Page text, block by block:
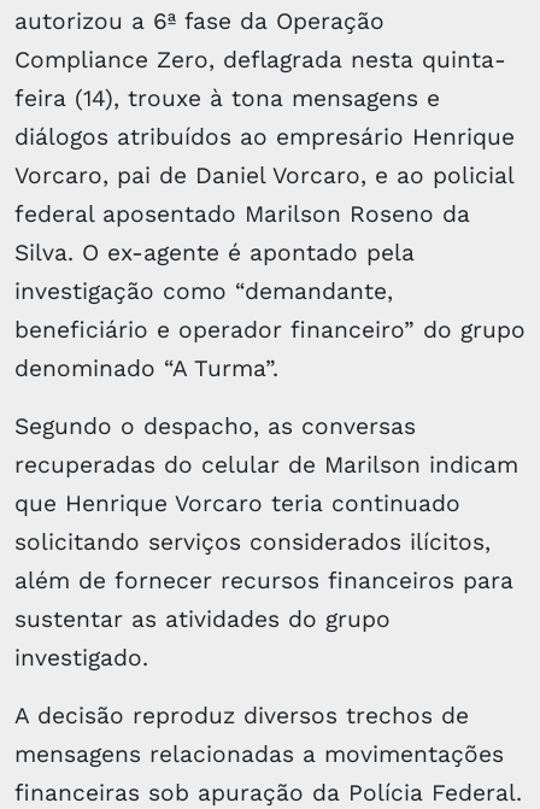
autorizou a 6ª fase da Operação
Compliance Zero, deflagrada nesta quinta-
feira (14), trouxe à tona mensagens e
diálogos atribuídos ao empresário Henrique
Vorcaro, pai de Daniel Vorcaro, e ao policial
federal aposentado Marilson Roseno da
Silva. O ex-agente é apontado pela
investigação como “demandante,
beneficiário e operador financeiro” do grupo
denominado “A Turma”.
Segundo o despacho, as conversas
recuperadas do celular de Marilson indicam
que Henrique Vorcaro teria continuado
solicitando serviços considerados ilícitos,
além de fornecer recursos financeiros para
sustentar as atividades do grupo
investigado.
A decisão reproduz diversos trechos de
mensagens relacionadas a movimentações
financeiras sob apuração da Polícia Federal.